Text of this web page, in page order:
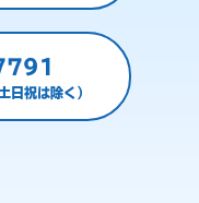
祝は除く）